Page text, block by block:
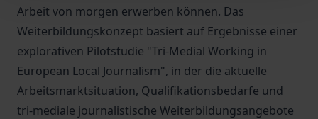
Arbeit von morgen erwerben können. Das
Weiterbildungskonzept basiert auf Ergebnisse einer
explorativen Pilotstudie "Tri-Medial Working in
European Local Journalism", in der die aktuelle
Arbeitsmarktsituation, Qualifikationsbedarfe und
tri-mediale journalistische Weiterbildungsangebote